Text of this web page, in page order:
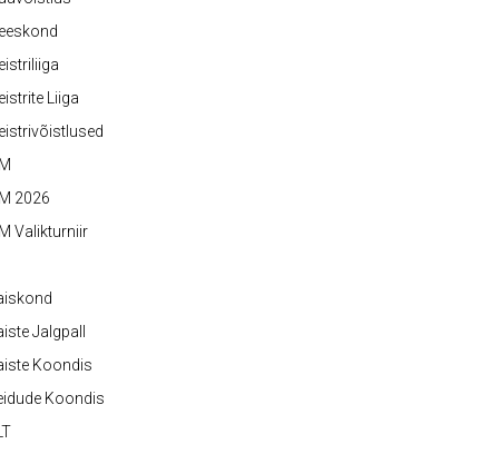
Liiga
2026
Valikturniir
Jalgpall
Koondis
Koondis